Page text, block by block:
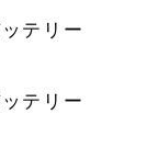
テリー
テリー